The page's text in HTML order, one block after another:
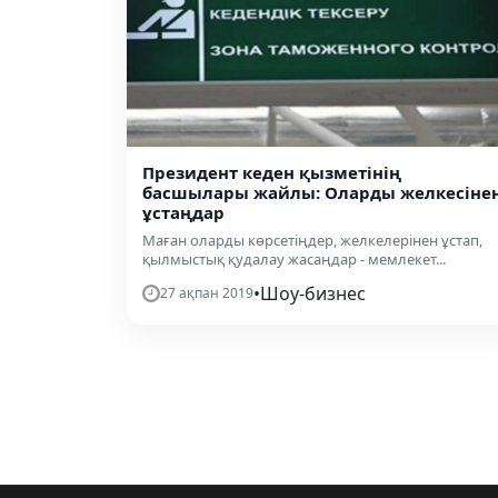
Президент кеден қызметінің
басшылары жайлы: Оларды
ұстаңдар
Маған оларды көрсетіңдер, желкелерінен ұстап,
қылмыстық қудалау жасаңдар - мемлекет...
27 ақпан 2019•Шоу-бизнес